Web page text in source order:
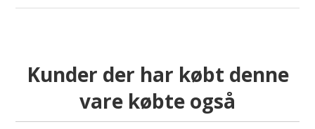
Kunder der har købt denne
vare købte også